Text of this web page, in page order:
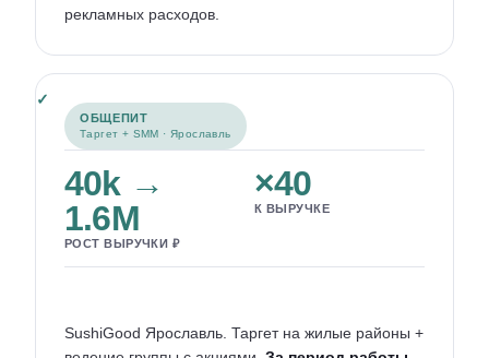
рекламных расходов.
ОБЩЕПИТ
Таргет + SMM · Ярославль
40k →
1.6M
РОСТ ВЫРУЧКИ ₽
×40
К ВЫРУЧКЕ
SushiGood Ярославль. Таргет на жилые районы +